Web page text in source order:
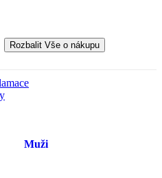
Rozbalit Vše o nákupu
Muži